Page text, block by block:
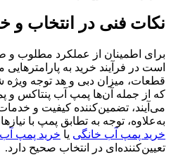
نکات فنی در انتخاب و
برای اطمینان از عملکرد مطلوب
است در فرآیند خرید به پارامترهایی
قطعات، میزان دبی و هد توجه ویژه
که از جمله آن‌ها پمپ آب پنتاکس و
می‌آیند، تضمین‌کننده کیفیت و
به‌علاوه، توجه به تطابق پمپ با
خرید پمپ آب خانگی یا خرید پمپ
تعیین‌کننده‌ای در انتخاب صحیح دارد.